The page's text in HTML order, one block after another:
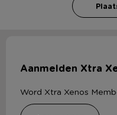
Aanmelden Xtra
Word Xtra Xenos